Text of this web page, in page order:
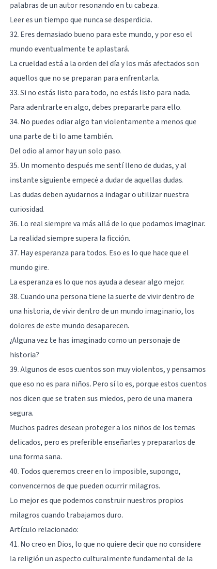
palabras de un autor resonando en tu cabeza.
Leer es un tiempo que nunca se desperdicia.
32. Eres demasiado bueno para este mundo, y por eso el
mundo eventualmente te aplastará.
La crueldad está a la orden del día y los más afectados son
aquellos que no se preparan para enfrentarla.
33. Si no estás listo para todo, no estás listo para nada.
Para adentrarte en algo, debes prepararte para ello.
34. No puedes odiar algo tan violentamente a menos que
una parte de ti lo ame también.
Del odio al amor hay un solo paso.
35. Un momento después me sentí lleno de dudas, y al
instante siguiente empecé a dudar de aquellas dudas.
Las dudas deben ayudarnos a indagar o utilizar nuestra
curiosidad.
36. Lo real siempre va más allá de lo que podamos imaginar.
La realidad siempre supera la ficción.
37. Hay esperanza para todos. Eso es lo que hace que el
mundo gire.
La esperanza es lo que nos ayuda a desear algo mejor.
38. Cuando una persona tiene la suerte de vivir dentro de
una historia, de vivir dentro de un mundo imaginario, los
dolores de este mundo desaparecen.
¿Alguna vez te has imaginado como un personaje de
historia?
39. Algunos de esos cuentos son muy violentos, y pensamos
que eso no es para niños. Pero sí lo es, porque estos cuentos
nos dicen que se traten sus miedos, pero de una manera
segura.
Muchos padres desean proteger a los niños de los temas
delicados, pero es preferible enseñarles y prepararlos de
una forma sana.
40. Todos queremos creer en lo imposible, supongo,
convencernos de que pueden ocurrir milagros.
Lo mejor es que podemos construir nuestros propios
milagros cuando trabajamos duro.
Artículo relacionado:
41. No creo en Dios, lo que no quiere decir que no considere
la religión un aspecto culturalmente fundamental de la